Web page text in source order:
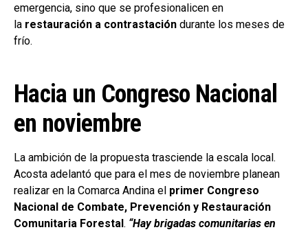
emergencia, sino que se profesionalicen en
la restauración a contrastación durante los meses de
frío.
Hacia un Congreso Nacional
en noviembre
La ambición de la propuesta trasciende la escala local.
Acosta adelantó que para el mes de noviembre planean
realizar en la Comarca Andina el primer Congreso
Nacional de Combate, Prevención y Restauración
Comunitaria Forestal. “Hay brigadas comunitarias en